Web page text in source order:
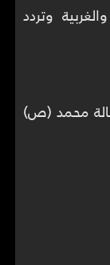
وتردد
محمد (ص)